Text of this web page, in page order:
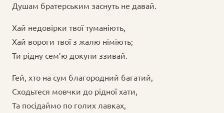
Душам братерським заснуть не давай.
Хай недовірки твої туманіють,
Хай вороги твої з жалю німіють;
Ти рідну сем’ю докупи ззивай.
Гей, хто на сум благородний багатий,
Сходьтеся мовчки до рідної хати,
Та посідаймо по голих лавках,